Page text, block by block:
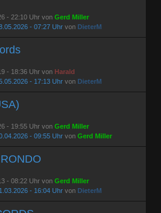
- 22:10 Uhr vonGerd Miller
- 07:27 Uhr von DieterM
- 18:36 Uhr von Harald
- 17:13 Uhr von DieterM
- 19:55 Uhr vonGerd Miller
- 09:55 Uhr vonGerd Miller
- 08:22 Uhr vonGerd Miller
- 16:04 Uhr von DieterM